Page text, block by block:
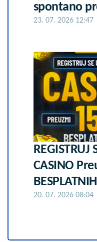
spontano
23. 07. 2026 12:47
REGISTRUJ
CASINO
20. 07. 2026 08:04